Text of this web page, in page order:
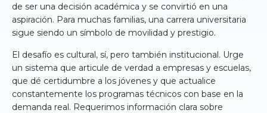
de ser una decisión académica y se convirtió en una
aspiración. Para muchas familias, una carrera universitaria
sigue siendo un símbolo de movilidad y prestigio.
El desafío es cultural, sí, pero también institucional. Urge
un sistema que articule de verdad a empresas y escuelas,
que dé certidumbre a los jóvenes y que actualice
constantemente los programas técnicos con base en la
demanda real. Requerimos información clara sobre